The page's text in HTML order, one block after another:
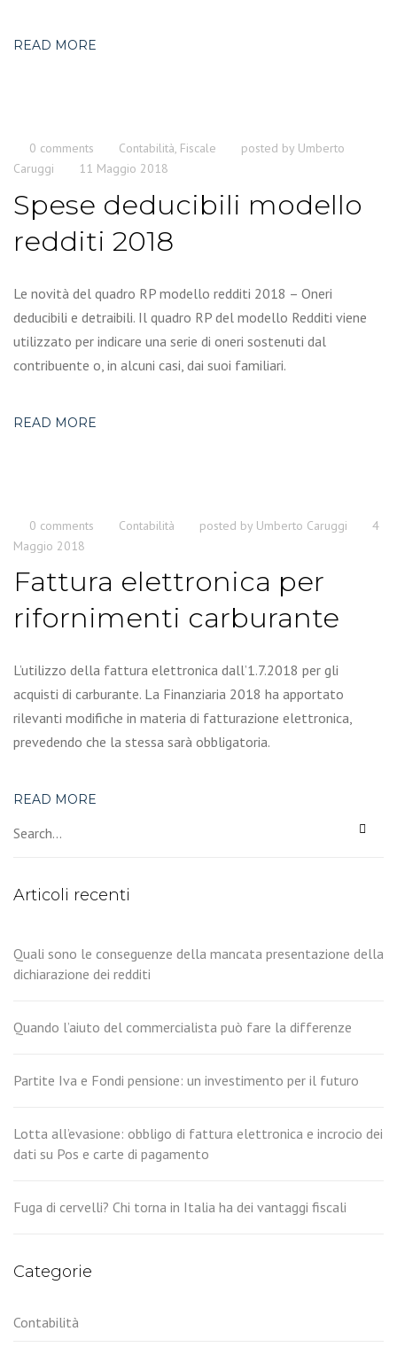
READ MORE
0 comments Contabilità, Fiscale posted by Umberto
Caruggi
11 Maggio 2018
Spese deducibili modello
redditi 2018
Le novità del quadro RP modello redditi 2018 – Oneri
deducibili e detraibili. Il quadro RP del modello Redditi viene
utilizzato per indicare una serie di oneri sostenuti dal
contribuente o, in alcuni casi, dai suoi familiari.
READ MORE
0 comments Contabilità posted by Umberto Caruggi
4
Maggio 2018
Fattura elettronica per
rifornimenti carburante
L’utilizzo della fattura elettronica dall’1.7.2018 per gli
acquisti di carburante. La Finanziaria 2018 ha apportato
rilevanti modifiche in materia di fatturazione elettronica,
prevedendo che la stessa sarà obbligatoria.
READ MORE
Articoli recenti
Quali sono le conseguenze della mancata presentazione della
dichiarazione dei redditi
Quando l’aiuto del commercialista può fare la differenze
Partite Iva e Fondi pensione: un investimento per il futuro
Lotta all’evasione: obbligo di fattura elettronica e incrocio dei
dati su Pos e carte di pagamento
Fuga di cervelli? Chi torna in Italia ha dei vantaggi fiscali
Categorie
Contabilità